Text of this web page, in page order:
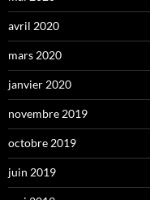
avril 2020
mars 2020
janvier 2020
novembre 2019
octobre 2019
juin 2019